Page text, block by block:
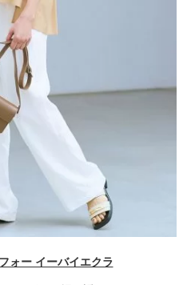
ォー イーバイエクラ